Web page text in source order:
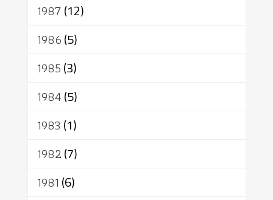
1987(12)
1986(5)
1985(3)
1984(5)
1983 (1)
1982(7)
1981 (6)